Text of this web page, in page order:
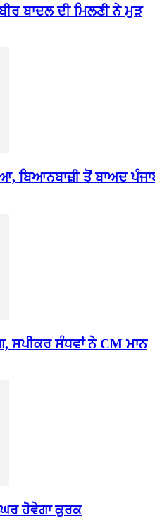
ਬਾਦਲ ਦੀ ਮਿਲਣੀ ਨੇ ਮੁੜ
ਬਿਆਨਬਾਜ਼ੀ ਤੋਂ ਬਾਅਦ
ਸਪੀਕਰ ਸੰਧਵਾਂ ਨੇ CM ਮਾਨ
ਘਰ ਹੋਵੇਗਾ ਕੁਰਕ